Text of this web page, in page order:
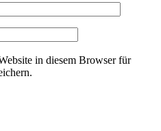
in diesem Browser für